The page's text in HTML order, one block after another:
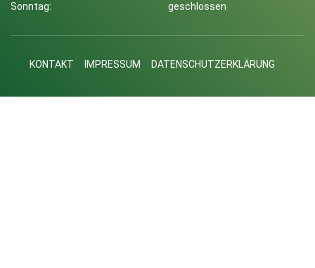
Sonntag:
geschlossen
KONTAKT IMPRESSUM DATENSCHUTZERKLÄRUNG